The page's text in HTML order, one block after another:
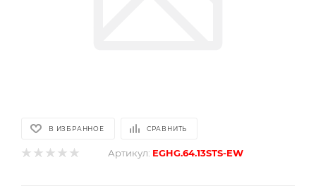
В ИЗБРАННОЕ СРАВНИТЬ
Артикул: EGHG.64.13STS-EW